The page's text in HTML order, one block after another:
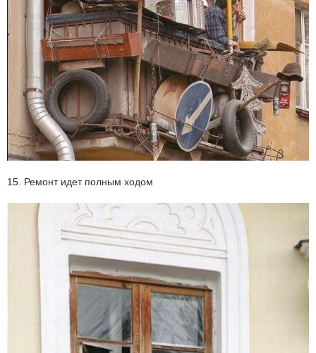
15. Ремонт идет полным ходом